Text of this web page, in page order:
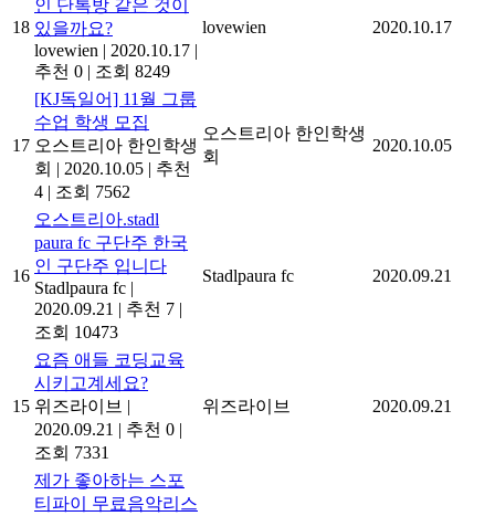
18
인 단톡방 같은 것이
있을까요?
lovewien | 2020.10.17 |
추천 0 | 조회 8249
lovewien 2020.10.17
17
[KJ독일어] 11월 그룹
수업 학생 모집
오스트리아 한인학생
회 | 2020.10.05 | 추천
4 | 조회 7562
오스트리아 한인학생
회
2020.10.05
16
오스트리아.stadl
paura fc 구단주 한국
인 구단주 입니다
Stadlpaura fc |
2020.09.21 | 추천 7 |
조회 10473
Stadlpaura fc 2020.09.21
15
요즘 애들 코딩교육
시키고계세요?
위즈라이브 |
2020.09.21 | 추천 0 |
조회 7331
위즈라이브 2020.09.21
제가 좋아하는 스포
티파이 무료음악리스